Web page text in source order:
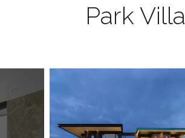
Park Villa